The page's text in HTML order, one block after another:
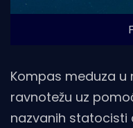
Kompas meduza u
ravnotežu uz
nazvanih statocisti